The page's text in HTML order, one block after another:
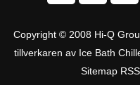
Copyright © 2008 Hi-Q
tillverkaren av Ice Bath
Sitemap RSS